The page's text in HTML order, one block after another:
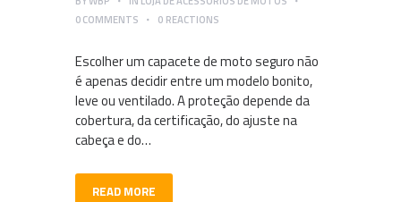
0COMMENTS 0 REACTIONS
Escolher um capacete de moto seguro não
é apenas decidir entre um modelo bonito,
leve ou ventilado. A proteção depende da
cobertura, da certificação, do ajuste na
cabeça e do…
READ MORE